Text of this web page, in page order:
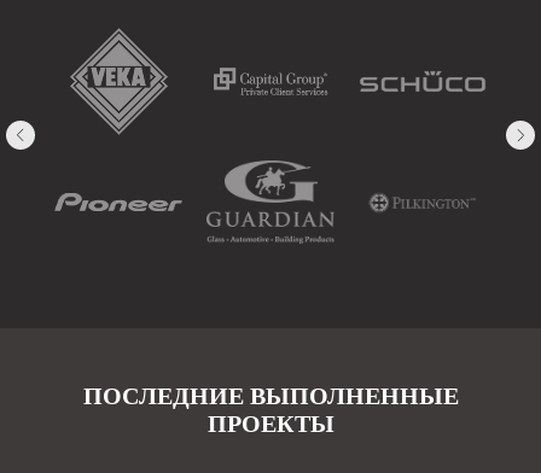
ПОСЛЕДНИЕ ВЫПОЛНЕННЫЕ
ПРОЕКТЫ